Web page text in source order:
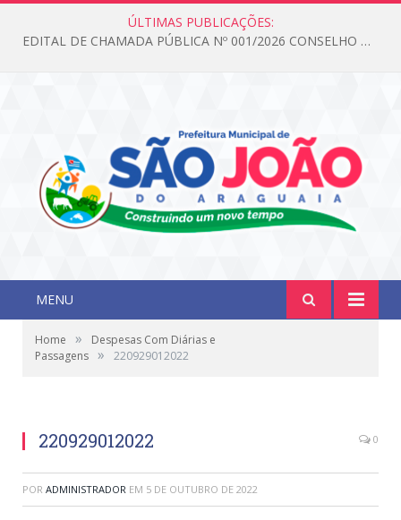
ÚLTIMAS PUBLICAÇÕES:
EDITAL DE CHAMADA PÚBLICA Nº 001/2026 CONSELHO DOS DIREITOS DA CRIANÇA E DO ADOLESCENTE
MENU
Home »
Despesas Com Diárias e
Passagens » 220929012022
220929012022 0
POR ADMINISTRADOR EM 5 DE OUTUBRO DE 2022